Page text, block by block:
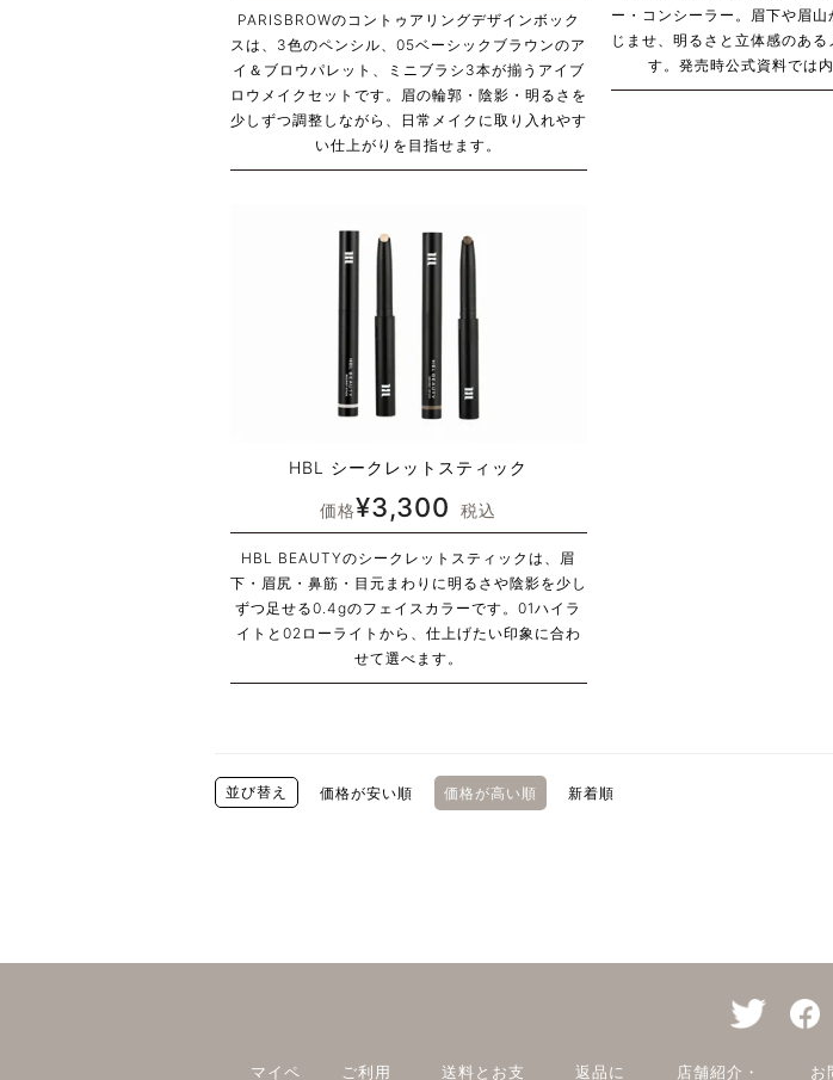
PARISBROWのコントゥアリングデザインボック
スは、3色のペンシル、05ベーシックブラウンのア
イ＆ブロウパレット、ミニブラシ3本が揃うアイブ
ロウメイクセットです。眉の輪郭・陰影・明るさを
少しずつ調整しながら、日常メイクに取り入れやす
い仕上がりを目指せます。
ー・コンシーラー。眉下や眉
じませ、明るさと立体感のある
す。発売時公式資料では
HBL シークレットスティック
価格¥3,300 税込
HBL BEAUTYのシークレットスティックは、眉
下・眉尻・鼻筋・目元まわりに明るさや陰影を少し
ずつ足せる0.4gのフェイスカラーです。01ハイラ
イトと02ローライトから、仕上げたい印象に合わ
せて選べます。
並び替え 価格が安い順 価格が高い順 新着順
マイペ ご利用 送料とお支 返品に 店舗紹介・ お